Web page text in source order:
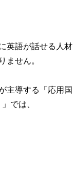
英語が話せる人材
ません。
主導する「応用国
では、